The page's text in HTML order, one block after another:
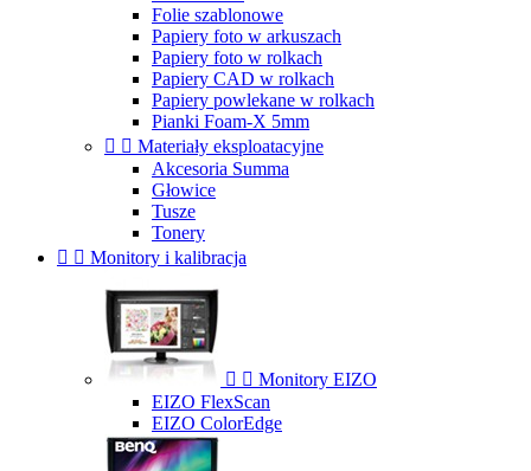
Folie szablonowe
Papiery foto w arkuszach
Papiery foto w rolkach
Papiery CAD w rolkach
Papiery powlekane w rolkach
Pianki Foam-X 5mm
  Materiały eksploatacyjne
Akcesoria Summa
Głowice
Tusze
Tonery
  Monitory i kalibracja
  Monitory EIZO
EIZO FlexScan
EIZO ColorEdge